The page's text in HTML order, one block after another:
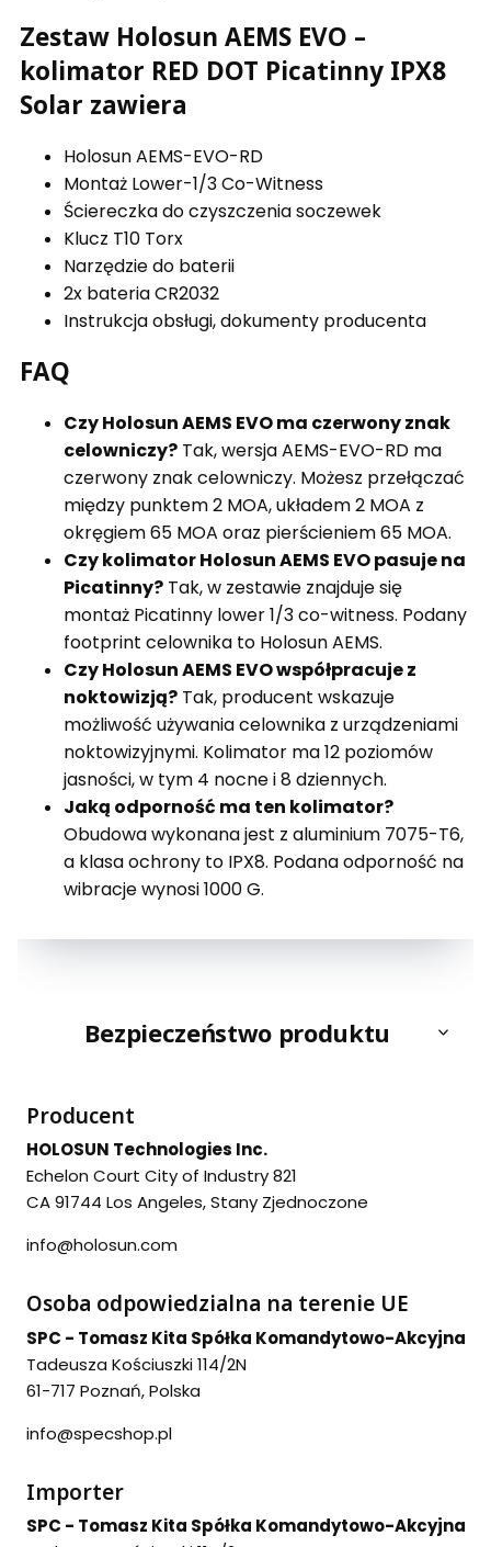
Zestaw Holosun AEMS EVO –
kolimator RED DOT Picatinny IPX8
Solar zawiera
Holosun AEMS-EVO-RD
Montaż Lower-1/3 Co-Witness
Ściereczka do czyszczenia soczewek
Klucz T10 Torx
Narzędzie do baterii
2x bateria CR2032
Instrukcja obsługi, dokumenty producenta
FAQ
Czy Holosun AEMS EVO ma czerwony znak
celowniczy? Tak, wersja AEMS-EVO-RD ma
czerwony znak celowniczy. Możesz przełączać
między punktem 2 MOA, układem 2 MOA z
okręgiem 65 MOA oraz pierścieniem 65 MOA.
Czy kolimator Holosun AEMS EVO pasuje na
Picatinny? Tak, w zestawie znajduje się
montaż Picatinny lower 1/3 co-witness. Podany
footprint celownika to Holosun AEMS.
Czy Holosun AEMS EVO współpracuje z
noktowizją? Tak, producent wskazuje
możliwość używania celownika z urządzeniami
noktowizyjnymi. Kolimator ma 12 poziomów
jasności, w tym 4 nocne i 8 dziennych.
Jaką odporność ma ten kolimator?
Obudowa wykonana jest z aluminium 7075-T6,
a klasa ochrony to IPX8. Podana odporność na
wibracje wynosi 1000 G.
Bezpieczeństwo produktu
Producent
HOLOSUN Technologies Inc.
Echelon Court City of Industry 821
CA 91744 Los Angeles, Stany Zjednoczone
info@holosun.com
Osoba odpowiedzialna na terenie UE
SPC - Tomasz Kita Spółka Komandytowo-Akcyjna
Tadeusza Kościuszki 114/2N
61-717 Poznań, Polska
info@specshop.pl
Importer
SPC - Tomasz Kita Spółka Komandytowo-Akcyjna